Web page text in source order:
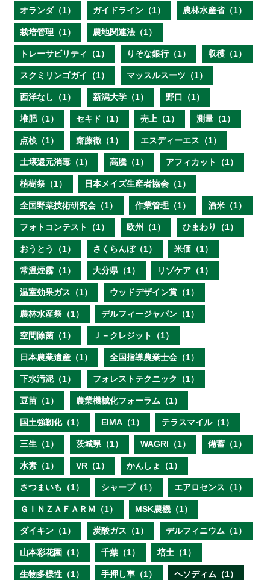
オランダ（1） ガイドライン（1） 農林水産省（1）
栽培管理（1） 農地関連法（1）
トレーサビリティ（1） りそな銀行（1） 収穫（1）
スクミリンゴガイ（1） マッスルスーツ（1）
西洋なし（1） 新潟大学（1） 野口（1）
堆肥（1） セキド（1） 売上（1） 測量（1）
点検（1） 齋藤徹（1） エスディーエス（1）
土壌還元消毒（1） 高騰（1） アフィカット（1）
植樹祭（1） 日本メイズ生産者協会（1）
全国野菜技術研究会（1） 作業管理（1） 酒米（1）
フォトコンテスト（1） 欧州（1） ひまわり（1）
おうとう（1） さくらんぼ（1） 米価（1）
常温煙霧（1） 大分県（1） リゾケア（1）
温室効果ガス（1） ウッドデザイン賞（1）
農林水産祭（1） デルフィージャパン（1）
空間除菌（1） Ｊ－クレジット（1）
日本農業遺産（1） 全国指導農業士会（1）
下水汚泥（1） フォレストテクニック（1）
豆苗（1） 農業機械化フォーラム（1）
国土強靭化（1） EIMA（1） テラスマイル（1）
三生（1） 茨城県（1） WAGRI（1） 備蓄（1）
水素（1） VR（1） かんしょ（1）
さつまいも（1） シャープ（1） エアロセンス（1）
ＧＩＮＺＡＦＡＲＭ（1） MSK農機（1）
ダイキン（1） 炭酸ガス（1） デルフィニウム（1）
山本彩花園（1） 千葉（1） 培土（1）
生物多様性（1） 手押し車（1） ヘソディム（1）